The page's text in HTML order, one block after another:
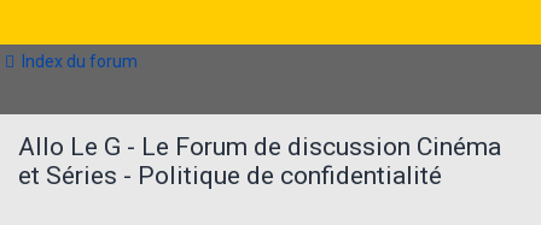
Index du forum
Allo Le G - Le Forum de discussion Cinéma
et Séries - Politique de confidentialité